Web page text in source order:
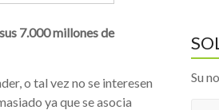
7.000 millones de
o tal vez no se interesen
ya que se asocia
Su